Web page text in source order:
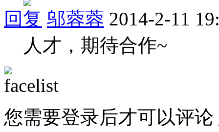
回复 邬蓉蓉 2014-2-11
人才，期待合作~
您需要登录后才可以评论